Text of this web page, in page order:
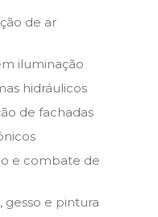
de ar
iluminação
hidráulicos
de fachadas
e combate de
gesso e pintura